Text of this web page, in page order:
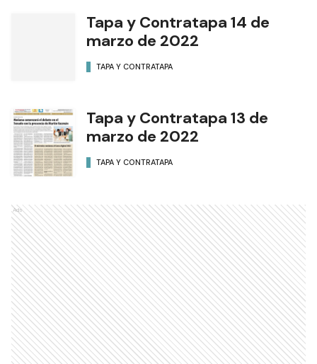
Se realizará gran feria patria
en el mercado frutihortícola
del 7 de Mayo
Tapa y Contratapa 15 de
marzo de 2022
Tapa y Contratapa 14 de
marzo de 2022
TAPA Y CONTRATAPA
Tapa y Contratapa 13 de
marzo de 2022
TAPA Y CONTRATAPA